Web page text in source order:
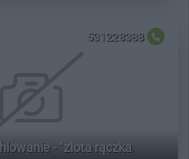
531228388
- "złota rączka